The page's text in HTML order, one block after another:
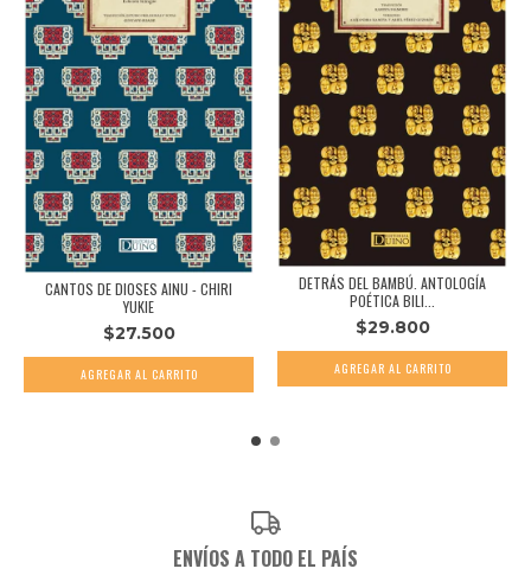
CANTOS DE DIOSES AINU - CHIRI
YUKIE
$27.500
DETRÁS DEL BAMBÚ. ANTOLOGÍA
POÉTICA BILI...
$29.800
ENVÍOS A TODO EL PAÍS